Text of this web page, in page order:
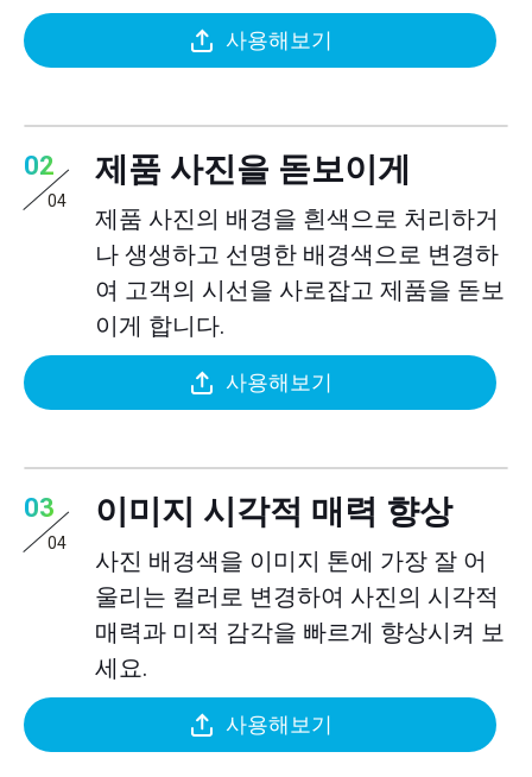
사용해보기
02
04
제품 사진을 돋보이게
제품 사진의 배경을 흰색으로 처리하거
나 생생하고 선명한 배경색으로 변경하
여 고객의 시선을 사로잡고 제품을 돋보
이게 합니다.
사용해보기
03
04
이미지 시각적 매력 향상
사진 배경색을 이미지 톤에 가장 잘 어
울리는 컬러로 변경하여 사진의 시각적
매력과 미적 감각을 빠르게 향상시켜 보
세요.
사용해보기